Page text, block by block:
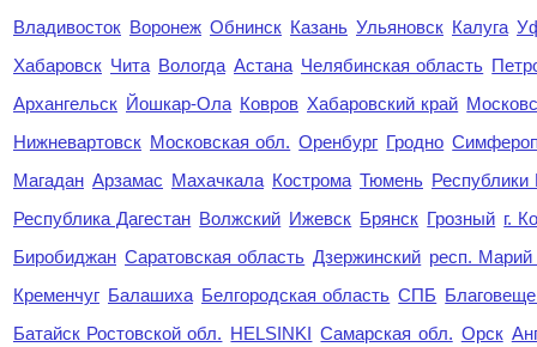
Владивосток Воронеж Обнинск Казань Ульяновск Калуга
Хабаровск Чита Вологда Астана Челябинская область
Архангельск Йошкар-Ола Ковров Хабаровский край
Нижневартовск Московская обл. Оренбург Гродно
Магадан Арзамас Махачкала Кострома Тюмень Республики
Республика Дагестан Волжский Ижевск Брянск Грозный г.
Биробиджан Саратовская область Дзержинский респ.
Кременчуг Балашиха Белгородская область СПБ
Батайск Ростовской обл. HELSINKI Самарская обл. Орск